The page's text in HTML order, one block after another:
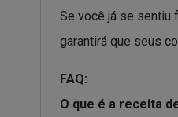
Se você já se sentiu
garantirá que seus
FAQ:
O que é a receita